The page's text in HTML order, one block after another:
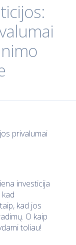
privalumai
investicija
kad jos
O kaip
toliau!